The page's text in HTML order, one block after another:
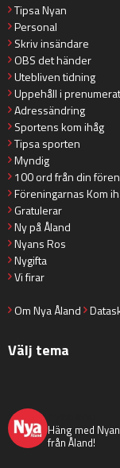
Tipsa Nyan
Personal
Skriv insändare
OBS det händer
Utebliven tidning
Uppehåll i
Adressändring
Sportens kom ihåg
Tipsa sporten
Myndig
100 ord från din
Föreningarnas Kom
Gratulerar
Ny på Åland
Nyans Ros
Nygifta
Vi firar
Om Nya Åland
Välj tema
Häng med
från Åland!